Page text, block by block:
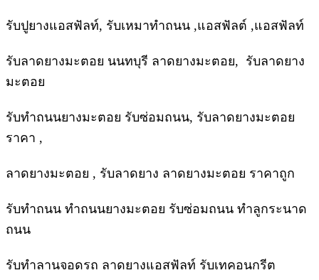
รับปูยางแอสฟัลท์, รับเหมาทำถนน ,แอสฟัลต์ ,แอสฟัลท์
รับลาดยางมะตอย นนทบุรี ลาดยางมะตอย, รับลาดยาง
มะตอย
รับทำถนนยางมะตอย รับซ่อมถนน, รับลาดยางมะตอย
ราคา ,
ลาดยางมะตอย , รับลาดยาง ลาดยางมะตอย ราคาถูก
รับทำถนน ทำถนนยางมะตอย รับซ่อมถนน ทำลูกระนาด
ถนน
รับทำลานจอดรถ ลาดยางแอสฟัลท์ รับเทคอนกรีต